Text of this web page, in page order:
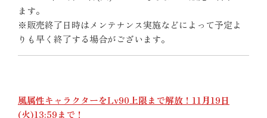
ます。
※販売終了日時はメンテナンス実施などによって予定よ
りも早く終了する場合がございます。
風属性キャラクターをLv90上限まで解放！11月19日
(火)13:59まで！